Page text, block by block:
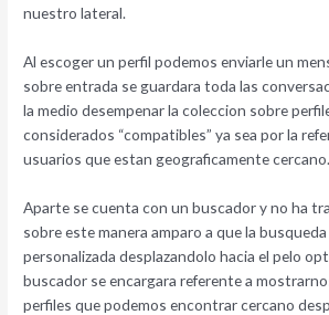
nuestro lateral.
Al escoger un perfil podemos enviarle un
sobre entrada se guardara toda las
la medio desempenar la coleccion sobre
considerados “compatibles” ya sea por la
usuarios que estan geograficamente cercano.
Aparte se cuenta con un buscador y no ha
sobre este manera amparo a que la busqueda
personalizada desplazandolo hacia el pelo
buscador se encargara referente a
perfiles que podemos encontrar cercano